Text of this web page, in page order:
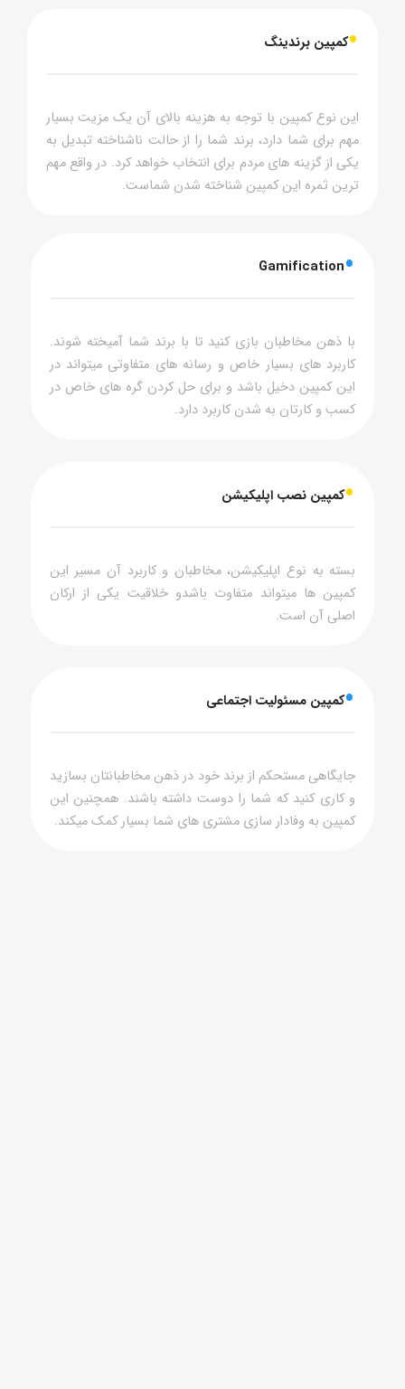
•کمپین برندینگ
این نوع کمپین با توجه به هزینه بالای آن یک مزیت بسیار
مهم برای شما دارد، برند شما را از حالت ناشناخته تبدیل به
یکی از گزینه های مردم برای انتخاب خواهد کرد. در واقع مهم
ترین ثمره این کمپین شناخته شدن شماست.
•
Gamification
با ذهن مخاطبان بازی کنید تا با برند شما آمیخته شوند.
کاربرد های بسیار خاص و رسانه های متفاوتی میتواند در
این کمپین دخیل باشد و برای حل کردن گره های خاص در
کسب و کارتان به شدن کاربرد دارد.
•کمپین نصب اپلیکیشن
بسته به نوع اپلیکیشن، مخاطبان و کاربرد آن مسیر این
کمپین ها میتواند متفاوت باشدو خلاقیت یکی از ارکان
اصلی آن است.
•کمپین مسئولیت اجتماعی
جایگاهی مستحکم از برند خود در ذهن مخاطبانتان بسازید
و کاری کنید که شما را دوست داشته باشند. همچنین این
کمپین به وفادار سازی مشتری های شما بسیار کمک میکند.